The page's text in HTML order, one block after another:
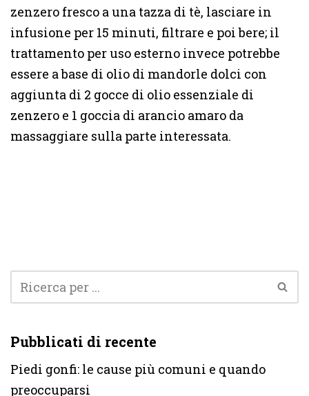
zenzero fresco a una tazza di tè, lasciare in
infusione per 15 minuti, filtrare e poi bere; il
trattamento per uso esterno invece potrebbe
essere a base di olio di mandorle dolci con
aggiunta di 2 gocce di olio essenziale di
zenzero e 1 goccia di arancio amaro da
massaggiare sulla parte interessata.
Pubblicati di recente
Piedi gonfi: le cause più comuni e quando
preoccuparsi